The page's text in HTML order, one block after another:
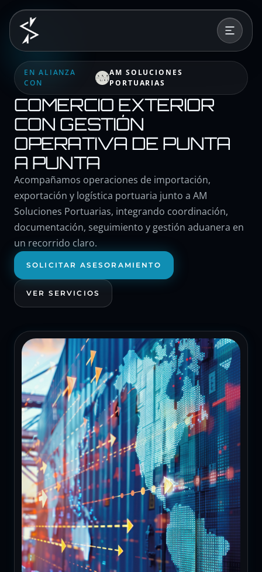
EN ALIANZA
CON
AM SOLUCIONES
PORTUARIAS
COMERCIO EXTERIOR
CON GESTIÓN
OPERATIVA DE PUNTA
A PUNTA
Acompañamos operaciones de importación,
exportación y logística portuaria junto a AM
Soluciones Portuarias, integrando coordinación,
documentación, seguimiento y gestión aduanera en
un recorrido claro.
SOLICITAR ASESORAMIENTO
VER SERVICIOS